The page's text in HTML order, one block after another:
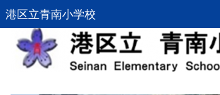
港区立青南小学校